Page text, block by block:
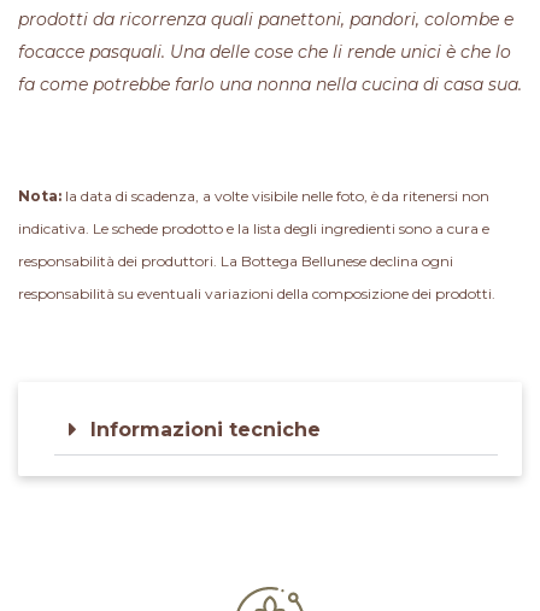
prodotti da ricorrenza quali panettoni, pandori, colombe e
focacce pasquali. Una delle cose che li rende unici è che lo
fa come potrebbe farlo una nonna nella cucina di casa sua.
Nota: la data di scadenza, a volte visibile nelle foto, è da ritenersi non
indicativa. Le schede prodotto e la lista degli ingredienti sono a cura e
responsabilità dei produttori. La Bottega Bellunese declina ogni
responsabilità su eventuali variazioni della composizione dei prodotti.
Informazioni tecniche